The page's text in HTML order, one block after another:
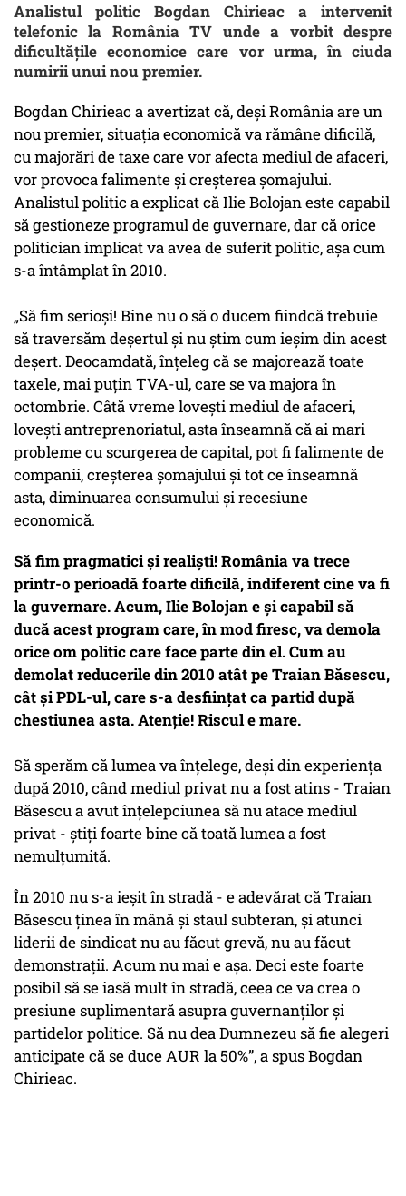
Analistul politic Bogdan Chirieac a intervenit
telefonic la România TV unde a vorbit despre
dificultățile economice care vor urma, în ciuda
numirii unui nou premier.
Bogdan Chirieac a avertizat că, deși România are un
nou premier, situația economică va rămâne dificilă,
cu majorări de taxe care vor afecta mediul de afaceri,
vor provoca falimente și creșterea șomajului.
Analistul politic a explicat că Ilie Bolojan este capabil
să gestioneze programul de guvernare, dar că orice
politician implicat va avea de suferit politic, așa cum
s-a întâmplat în 2010.
„Să fim serioși! Bine nu o să o ducem fiindcă trebuie
să traversăm deșertul și nu știm cum ieșim din acest
deșert. Deocamdată, înțeleg că se majorează toate
taxele, mai puțin TVA-ul, care se va majora în
octombrie. Câtă vreme lovești mediul de afaceri,
lovești antreprenoriatul, asta înseamnă că ai mari
probleme cu scurgerea de capital, pot fi falimente de
companii, creșterea șomajului și tot ce înseamnă
asta, diminuarea consumului și recesiune
economică.
Să fim pragmatici și realiști! România va trece
printr-o perioadă foarte dificilă, indiferent cine va fi
la guvernare. Acum, Ilie Bolojan e și capabil să
ducă acest program care, în mod firesc, va demola
orice om politic care face parte din el. Cum au
demolat reducerile din 2010 atât pe Traian Băsescu,
cât și PDL-ul, care s-a desființat ca partid după
chestiunea asta. Atenție! Riscul e mare.
Să sperăm că lumea va înțelege, deși din experiența
după 2010, când mediul privat nu a fost atins - Traian
Băsescu a avut înțelepciunea să nu atace mediul
privat - știți foarte bine că toată lumea a fost
nemulțumită.
În 2010 nu s-a ieșit în stradă - e adevărat că Traian
Băsescu ținea în mână și staul subteran, și atunci
liderii de sindicat nu au făcut grevă, nu au făcut
demonstrații. Acum nu mai e așa. Deci este foarte
posibil să se iasă mult în stradă, ceea ce va crea o
presiune suplimentară asupra guvernanților și
partidelor politice. Să nu dea Dumnezeu să fie alegeri
anticipate că se duce AUR la 50%”, a spus Bogdan
Chirieac.